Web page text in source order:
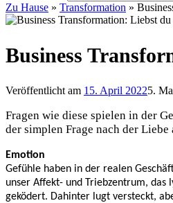
Zu Hause » Transformation »
Business
Veröffentlicht am 15. April 20225.
Fragen wie diese spielen in der
der simplen Frage nach der
Emotion
Gefühle haben in der realen
unser Affekt- und Triebzentrum, das
geködert. Dahinter lugt versteckt,